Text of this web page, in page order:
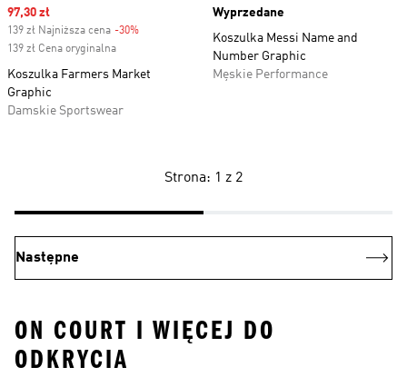
Sale price
97,30 zł
139 zł Najniższa cena -30%
139 zł Cena oryginalna
Koszulka Farmers Market
Graphic
Damskie Sportswear
Wyprzedane
Koszulka Messi Name and
Number Graphic
Męskie Performance
Strona: 1 z 2
Następne
ON COURT I WIĘCEJ DO
ODKRYCIA